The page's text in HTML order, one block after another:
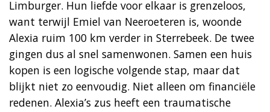
Limburger. Hun liefde voor elkaar is grenzeloos,
want terwijl Emiel van Neeroeteren is, woonde
Alexia ruim 100 km verder in Sterrebeek. De twee
gingen dus al snel samenwonen. Samen een huis
kopen is een logische volgende stap, maar dat
blijkt niet zo eenvoudig. Niet alleen om financiële
redenen. Alexia’s zus heeft een traumatische